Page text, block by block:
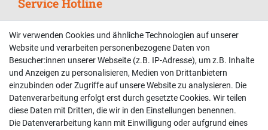
Telefonische Unterstützung und Beratung unter:
02381 9878909
Mo-Fr, 9:00 - 18:00 Uhr
Sa, 9:00 - 13:00 Uhr
Kundenkonto
Wir verwenden Cookies und ähnliche Technologien auf unserer
Website und verarbeiten personenbezogene Daten von
Besucher:innen unserer Webseite (z.B. IP-Adresse), um z.B. Inhalte
und Anzeigen zu personalisieren, Medien von Drittanbietern
einzubinden oder Zugriffe auf unsere Website zu analysieren. Die
Datenverarbeitung erfolgt erst durch gesetzte Cookies. Wir teilen
diese Daten mit Dritten, die wir in den Einstellungen benennen.
Die Datenverarbeitung kann mit Einwilligung oder aufgrund eines